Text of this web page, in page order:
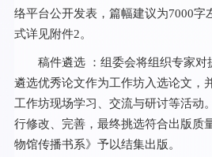
络平台公开发表，篇幅建议为7000字
式详见附件2。
稿件遴选 ：组委会将组织专家对
遴选优秀论文作为工作坊入选论文，
工作坊现场学习、交流与研讨等活动
行修改、完善，最终挑选符合出版质
物馆传播书系》予以结集出版。